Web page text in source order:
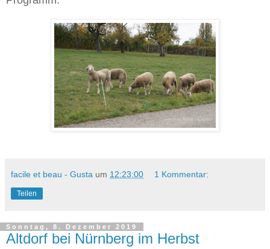
facile et beau - Gusta um 12:23:00 1 Kommentar:
Teilen
Sonntag, 8. Dezember 2019
Altdorf bei Nürnberg im Herbst